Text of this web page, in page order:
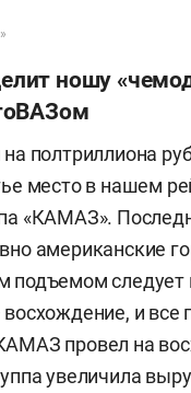
ношу
полтриллиона
место в нашем
«КАМАЗ».
американские
подъемом следует
и все
провел на
увеличила